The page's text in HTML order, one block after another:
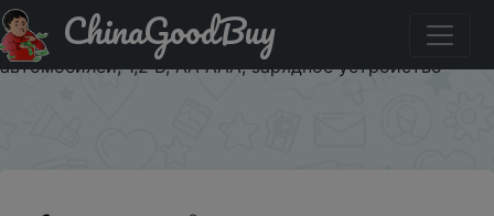
Придбати по знижці Аккумуляторная батарея PALO aa,
1,2 В, 2 А, 3000 мА/ч, Ni-MH, AA, для камер, игрушек,
автомобилей, 1,2 В, AA AAA, зарядное устройство
ChinaGoodBuy